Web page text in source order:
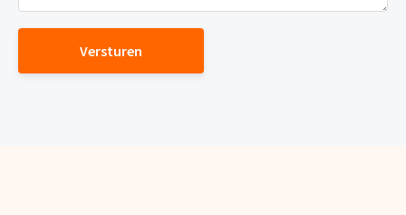
Versturen